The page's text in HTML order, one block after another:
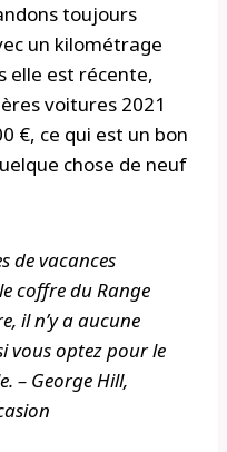
toujours
un kilométrage
elle est récente,
voitures 2021
€, ce qui est un bon
chose de neuf
de vacances
coffre du Range
il n’y a aucune
vous optez pour le
– George Hill,